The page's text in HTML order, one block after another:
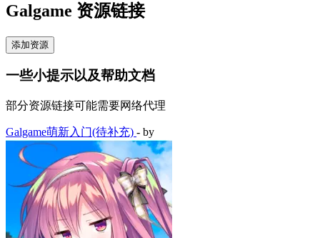
Galgame 资源链接
添加资源
一些小提示以及帮助文档
部分资源链接可能需要网络代理
Galgame萌新入门(待补充) - by